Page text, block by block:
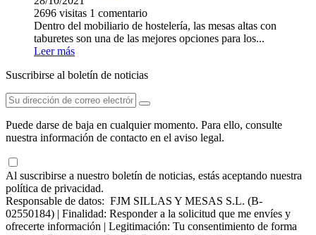
2696 visitas 1 comentario
Dentro del mobiliario de hostelería, las mesas altas con
taburetes son una de las mejores opciones para los...
Leer más
Suscribirse al boletín de noticias
Puede darse de baja en cualquier momento. Para ello, consulte
nuestra información de contacto en el aviso legal.
Al suscribirse a nuestro boletín de noticias, estás aceptando nuestra
política de privacidad.
Responsable de datos: FJM SILLAS Y MESAS S.L. (B-
02550184) | Finalidad: Responder a la solicitud que me envíes y
ofrecerte información | Legitimación: Tu consentimiento de forma